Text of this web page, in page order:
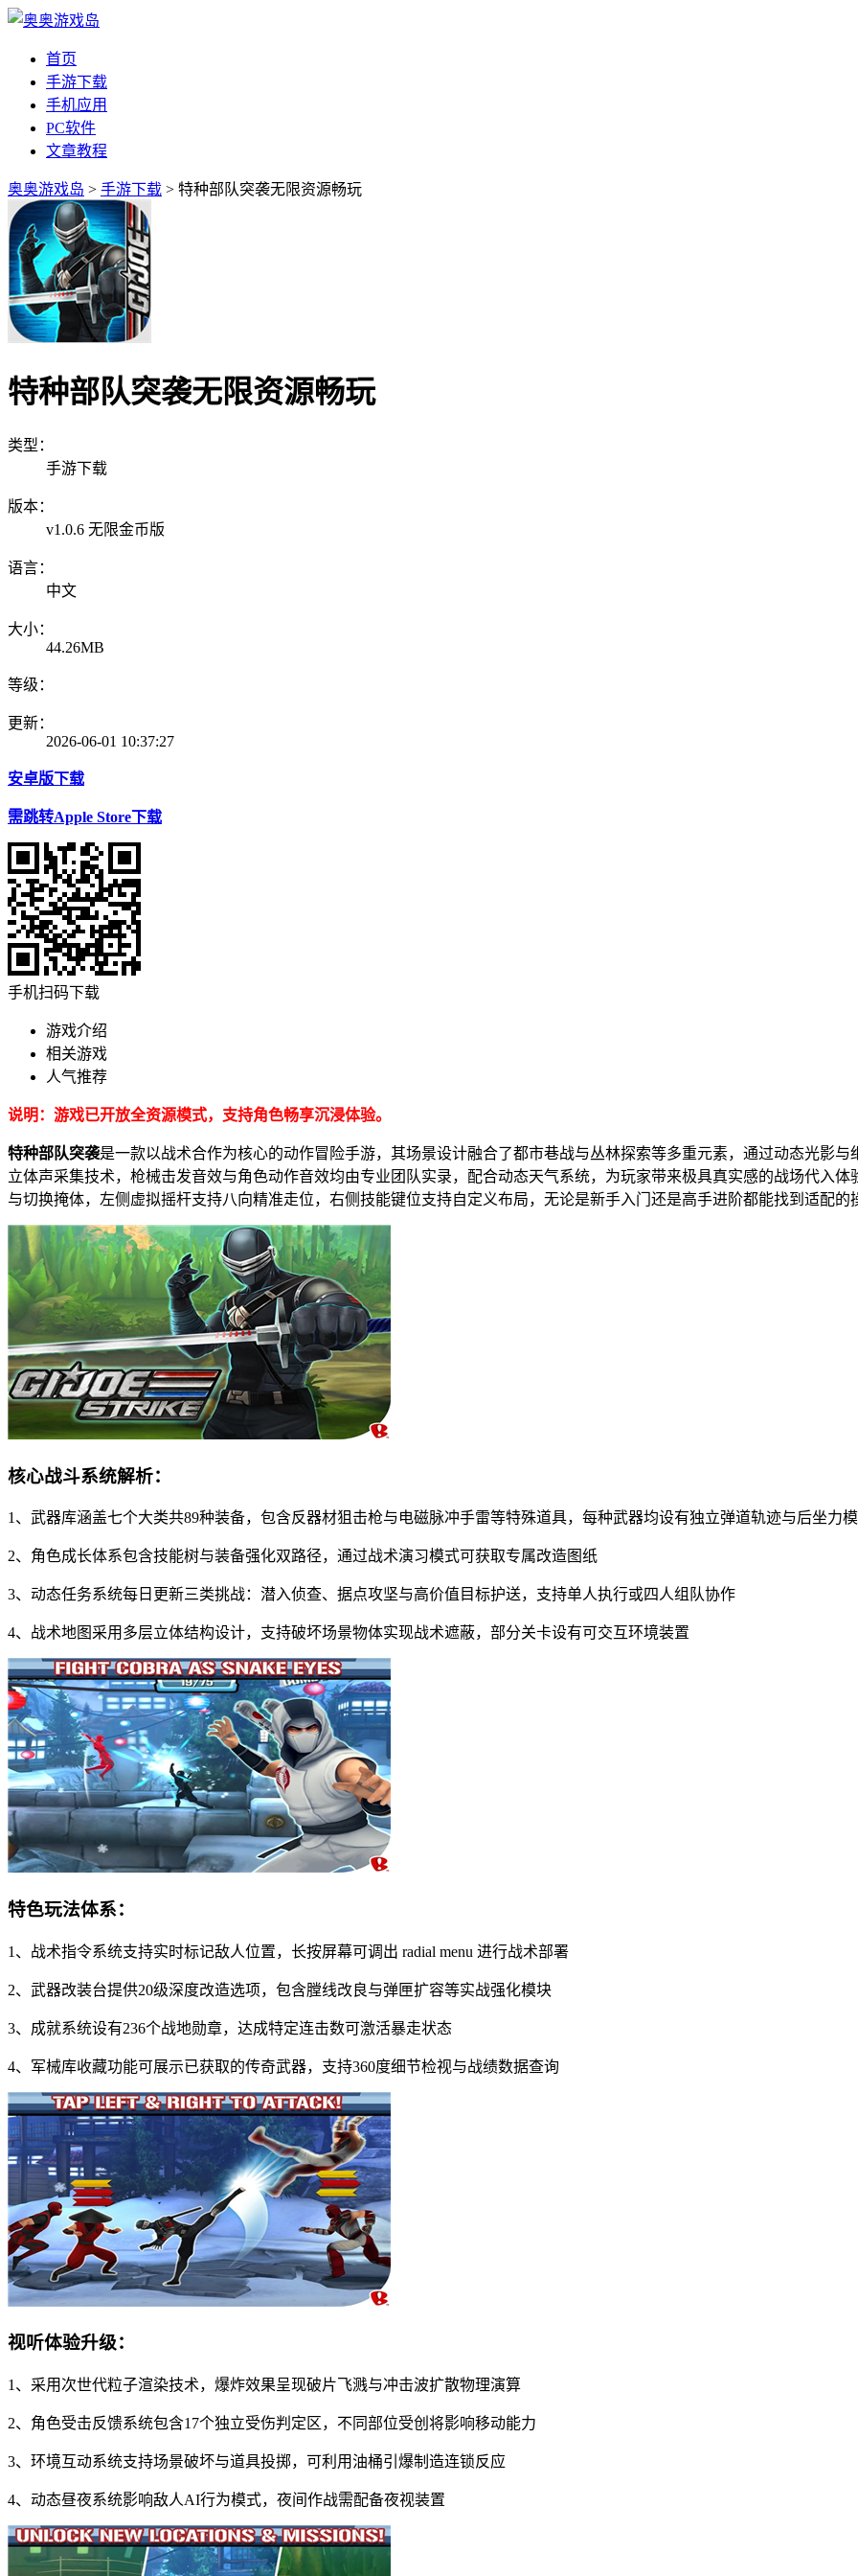
首页
手游下载
手机应用
PC软件
文章教程
奥奥游戏岛 > 手游下载 > 特种部队突袭无限资源畅玩
特种部队突袭无限资源畅玩
类型：
手游下载
版本：
v1.0.6 无限金币版
语言：
中文
大小：
44.26MB
等级：
更新：
2026-06-01 10:37:27
安卓版下载
需跳转Apple Store下载
手机扫码下载
游戏介绍
相关游戏
人气推荐
说明：游戏已开放全资源模式，支持角色畅享沉浸体验。
特种部队突袭是一款以战术合作为核心的动作冒险手游，其场景设计融合了都市巷战与丛林探索等多重元素，通过动态光影
立体声采集技术，枪械击发音效与角色动作音效均由专业团队实录，配合动态天气系统，为玩家带来极具真实感的战场代入
与切换掩体，左侧虚拟摇杆支持八向精准走位，右侧技能键位支持自定义布局，无论是新手入门还是高手进阶都能找到适配的
核心战斗系统解析：
1、武器库涵盖七个大类共89种装备，包含反器材狙击枪与电磁脉冲手雷等特殊道具，每种武器均设有独立弹道轨迹与后坐力
2、角色成长体系包含技能树与装备强化双路径，通过战术演习模式可获取专属改造图纸
3、动态任务系统每日更新三类挑战：潜入侦查、据点攻坚与高价值目标护送，支持单人执行或四人组队协作
4、战术地图采用多层立体结构设计，支持破坏场景物体实现战术遮蔽，部分关卡设有可交互环境装置
特色玩法体系：
1、战术指令系统支持实时标记敌人位置，长按屏幕可调出 radial menu 进行战术部署
2、武器改装台提供20级深度改造选项，包含膛线改良与弹匣扩容等实战强化模块
3、成就系统设有236个战地勋章，达成特定连击数可激活暴走状态
4、军械库收藏功能可展示已获取的传奇武器，支持360度细节检视与战绩数据查询
视听体验升级：
1、采用次世代粒子渲染技术，爆炸效果呈现破片飞溅与冲击波扩散物理演算
2、角色受击反馈系统包含17个独立受伤判定区，不同部位受创将影响移动能力
3、环境互动系统支持场景破坏与道具投掷，可利用油桶引爆制造连锁反应
4、动态昼夜系统影响敌人AI行为模式，夜间作战需配备夜视装置